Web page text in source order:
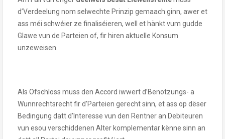
d’Verdeelung nom selwechte Prinzip gemaach ginn, awer et
ass méi schwéier ze finaliséieren, well et hänkt vum gudde
Glawe vun de Parteien of, fir hiren aktuelle Konsum
unzeweisen.
Als Ofschloss muss den Accord iwwert d’Benotzungs- a
Wunnrechtsrecht fir d’Parteien gerecht sinn, et ass op dëser
Bedingung datt d’Interesse vun den Rentner an Debiteuren
vun esou verschiddenen Alter komplementar kënne sinn an